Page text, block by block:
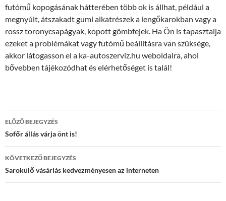
futómű kopogásának hátterében több ok is állhat, például a
megnyúlt, átszakadt gumi alkatrészek a lengőkarokban vagy a
rossz toronycsapágyak, kopott gömbfejek. Ha Ön is tapasztalja
ezeket a problémákat vagy futómű beállításra van szüksége,
akkor látogasson el a ka-autoszerviz.hu weboldalra, ahol
bővebben tájékozódhat és elérhetőséget is talál!
Bejegyzés
navigáció
ELŐZŐ BEJEGYZÉS
Sofőr állás várja önt is!
KÖVETKEZŐ BEJEGYZÉS
Sarokülő vásárlás kedvezményesen az interneten